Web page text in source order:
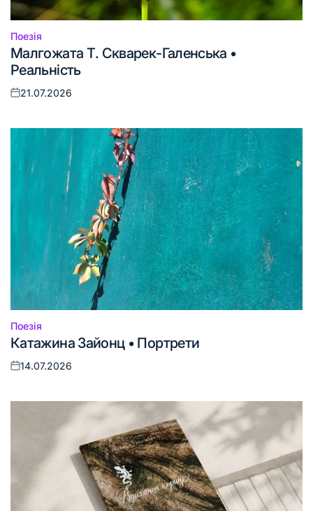
Опублікувати
у
Поезія
Малгожата Т. Скварек-Галенська •
Реальність
Оприлюднено
21.07.2026
Опублікувати
у
Поезія
Катажина Зайонц • Портрети
Оприлюднено
14.07.2026